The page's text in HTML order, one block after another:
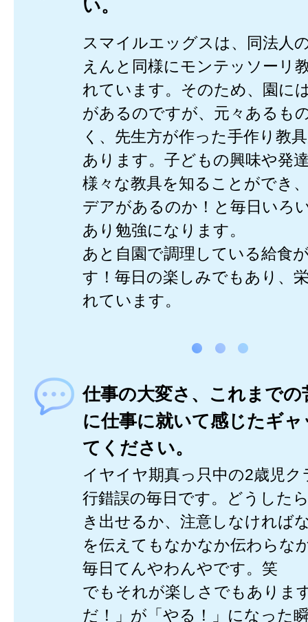
い。
スマイルエッグスは、同法人
えんと同様にモンテッソーリ
れています。そのため、園に
があるのですが、元々あるも
く、先生方が作った手作り教
あります。子どもの興味や発
様々な教具を知ることができ
デアがあるのか！と毎日いろ
あり勉強になります。
あと自園で調理している給食
す！毎日の楽しみでもあり、
れています。
仕事の大変さ、これまでの
に仕事に就いて感じたギ
てください。
イヤイヤ期真っ只中の2歳児ク
行錯誤の毎日です。どうした
き出せるか、注意しなければ
を伝えてもなかなか伝わらな
毎日てんやわんやです。笑
でもそれが楽しさでもありま
だ！」が「やる！」になった